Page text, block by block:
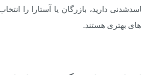
دارید، بازرگان یا آستارا را
بهتری هستند.